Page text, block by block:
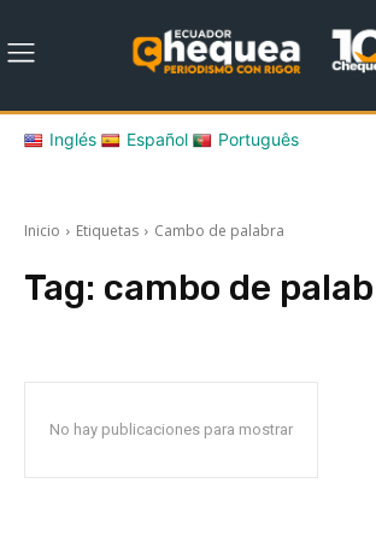
Inglés Español Português
Inicio Etiquetas Cambo de palabra
Tag: cambo de
No hay publicaciones para mostrar